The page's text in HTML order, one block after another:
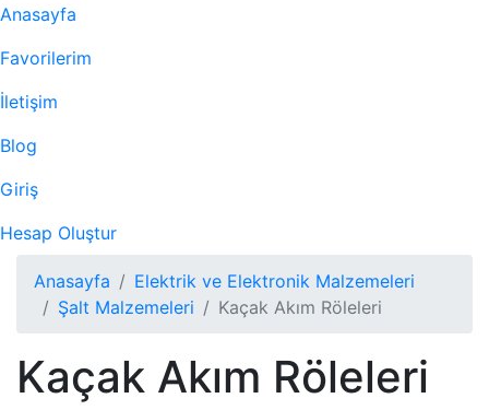
Anasayfa
Favorilerim
İletişim
Blog
Giriş
Hesap Oluştur
Anasayfa
Elektrik ve Elektronik Malzemeleri
Şalt Malzemeleri
Kaçak Akım Röleleri
Kaçak Akım Röleleri